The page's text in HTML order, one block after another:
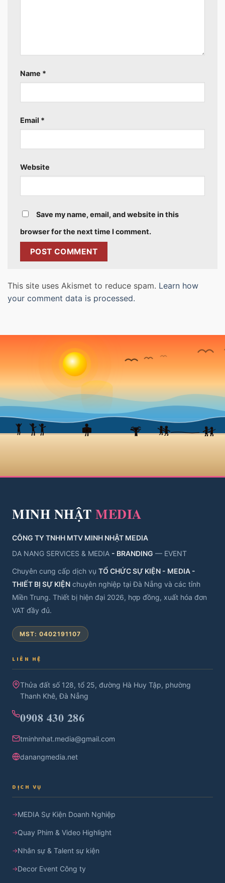
Name *
Email *
Website
Save my name, email, and website in this
browser for the next time I comment.
This site uses Akismet to reduce spam. Learn how
your comment data is processed.
MINH NHẬT MEDIA
CÔNG TY TNHH MTV MINH NHẬT MEDIA
DA NANG SERVICES & MEDIA - BRANDING — EVENT
Chuyên cung cấp dịch vụ TỔ CHỨC SỰ KIỆN - MEDIA -
THIẾT BỊ SỰ KIỆN chuyên nghiệp tại Đà Nẵng và các tỉnh
Miền Trung. Thiết bị hiện đại 2026, hợp đồng, xuất hóa đơn
VAT đầy đủ.
MST: 0402191107
LIÊN HỆ
Thửa đất số 128, tổ 25, đường Hà Huy Tập, phường
Thanh Khê, Đà Nẵng
0908 430 286
tminhnhat.media@gmail.com
danangmedia.net
DỊCH VỤ
MEDIA Sự Kiện Doanh Nghiệp
Quay Phim & Video Highlight
Nhân sự & Talent sự kiện
Decor Event Công ty